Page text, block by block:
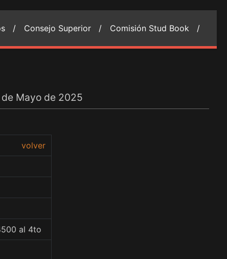
/ Consejo Superior / Comisión Stud Book /
Mayo de 2025
volver
al 4to